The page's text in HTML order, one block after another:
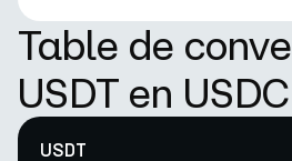
Table de
USDT en USDC
USDT